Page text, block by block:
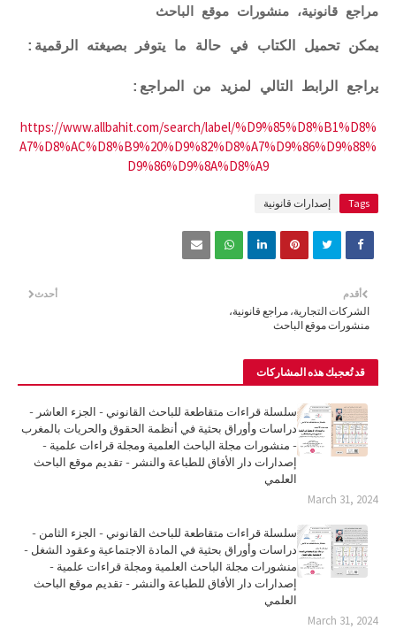
مراجع قانونية، منشورات موقع الباحث
يمكن تحميل الكتاب في حالة ما يتوفر بصيغته الرقمية:
يراجع الرابط التالي لمزيد من المراجع:
https://www.allbahit.com/search/label/%D9%85%D8%B1%D8%
A7%D8%AC%D8%B9%20%D9%82%D8%A7%D9%86%D9%88%
D9%86%D9%8A%D8%A9
Tags إصدارات قانونية
أحدث أقدم
الشركات التجارية، مراجع قانونية،
منشورات موقع الباحث
قد تُعجبك هذه المشاركات
سلسلة قراءات متقاطعة للباحث القانوني - الجزء العاشر -
دراسات وأوراق بحثية في أنظمة الحقوق والحريات بالمغرب
- منشورات مجلة الباحث العلمية ومجلة قراءات علمية -
إصدارات دار الأفاق للطباعة والنشر - تقديم موقع الباحث
العلمي
March 31, 2024
سلسلة قراءات متقاطعة للباحث القانوني - الجزء الثامن -
دراسات وأوراق بحثية في المادة الاجتماعية وعقود الشغل -
منشورات مجلة الباحث العلمية ومجلة قراءات علمية -
إصدارات دار الأفاق للطباعة والنشر - تقديم موقع الباحث
العلمي
March 31, 2024